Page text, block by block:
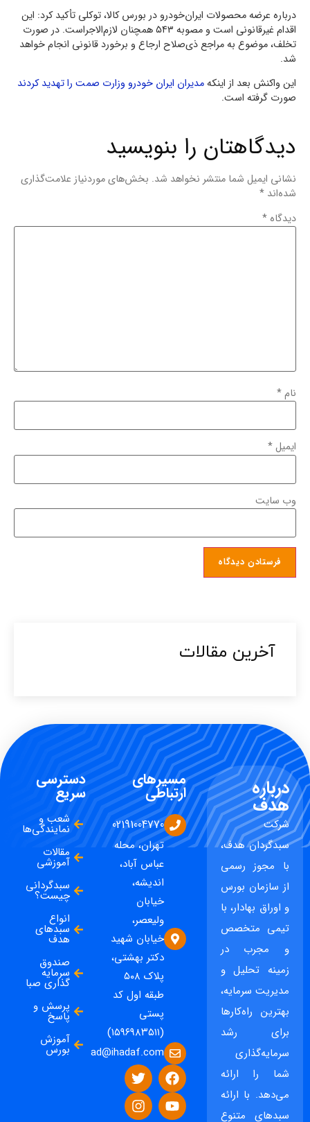
درباره عرضه محصولات ایران‌خودرو در بورس کالا، توکلی تأکید کرد: این
اقدام غیرقانونی است و مصوبه ۵۴۳ همچنان لازم‌الاجراست. در صورت
تخلف، موضوع به مراجع ذی‌صلاح ارجاع و برخورد قانونی انجام خواهد
شد.
این واکنش بعد از اینکهمدیران ایران خودرو وزارت صمت را تهدید کردند
صورت گرفته است.
دیدگاهتان را بنویسید
نشانی ایمیل شما منتشر نخواهد شد. بخش‌های موردنیاز علامت‌گذاری
شده‌اند *
دیدگاه *
نام*
ایمیل*
وب‌ سایت
آخرین مقالات​
درباره
هدف
شرکت
سبدگردان هدف،
با مجوز رسمی
از سازمان بورس
و اوراق بهادار، با
تیمی متخصص
و مجرب در
زمینه تحلیل و
مدیریت سرمایه،
بهترین راه‌کارها
برای رشد
سرمایه‌گذاری
شما را ارائه
می‌دهد. با ارائه
سبدهای متنوع
مسیرهای
ارتباطی
02191004770
تهران، محله
عباس آباد،
اندیشه،
خیابان
ولیعصر،
خیابان شهید
دکتر بهشتی،
پلاک ۵۰۸
طبقه اول کد
پستی
(۱۵۹۶۹۸۳۵۱۱)
ad@ihadaf.com
دسترسی
سریع
شعب و
نمایندگی‌ها
مقالات
آموزشی
سبدگردانی
چیست؟
انواع
سبدهای
هدف
صندوق
سرمایه
گذاری صبا
پرسش و
پاسخ
آموزش
بورس